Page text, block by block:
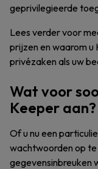
geprivilegieerde
Lees verder voor
prijzen en waarom
privézaken als uw
Wat voor
Keeper aan?
Of u nu een
wachtwoorden op
gegevensinbreuken